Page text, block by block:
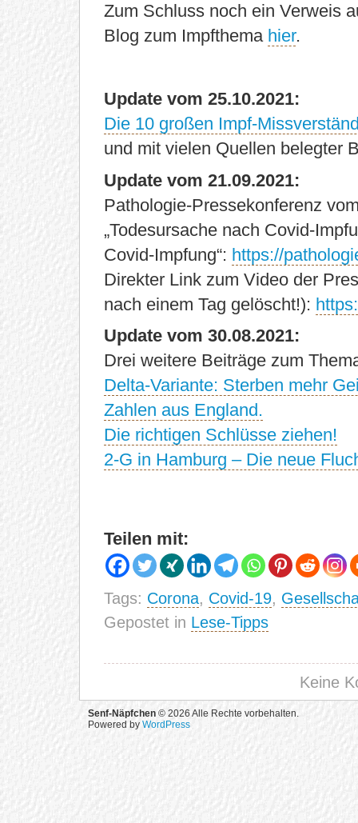
Zum Schluss noch ein Verweis
Blog zum Impfthema hier.
Update vom 25.10.2021:
Die 10 großen Impf-
und mit vielen Quellen belegter
Update vom 21.09.2021:
Pathologie-Pressekonferenz
„Todesursache nach Covid-
Covid-Impfung“: https://
Direkter Link zum Video der
nach einem Tag gelöscht!):
Update vom 30.08.2021:
Drei weitere Beiträge zum
Delta-Variante: Sterben mehr
Zahlen aus England.
Die richtigen Schlüsse ziehen!
2-G in Hamburg – Die neue
Teilen mit:
Tags: Corona, Covid-19,
Gepostet in Lese-Tipps
Keine
Senf-Näpfchen © 2026 Alle Rechte vorbehalten.
Powered by WordPress